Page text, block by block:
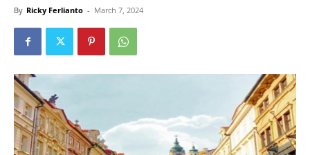
By Ricky Ferlianto - March 7, 2024